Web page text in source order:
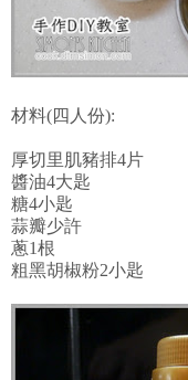
材料(四人份):
厚切里肌豬排4片
醬油4大匙
糖4小匙
蒜瓣少許
蔥1根
粗黑胡椒粉2小匙